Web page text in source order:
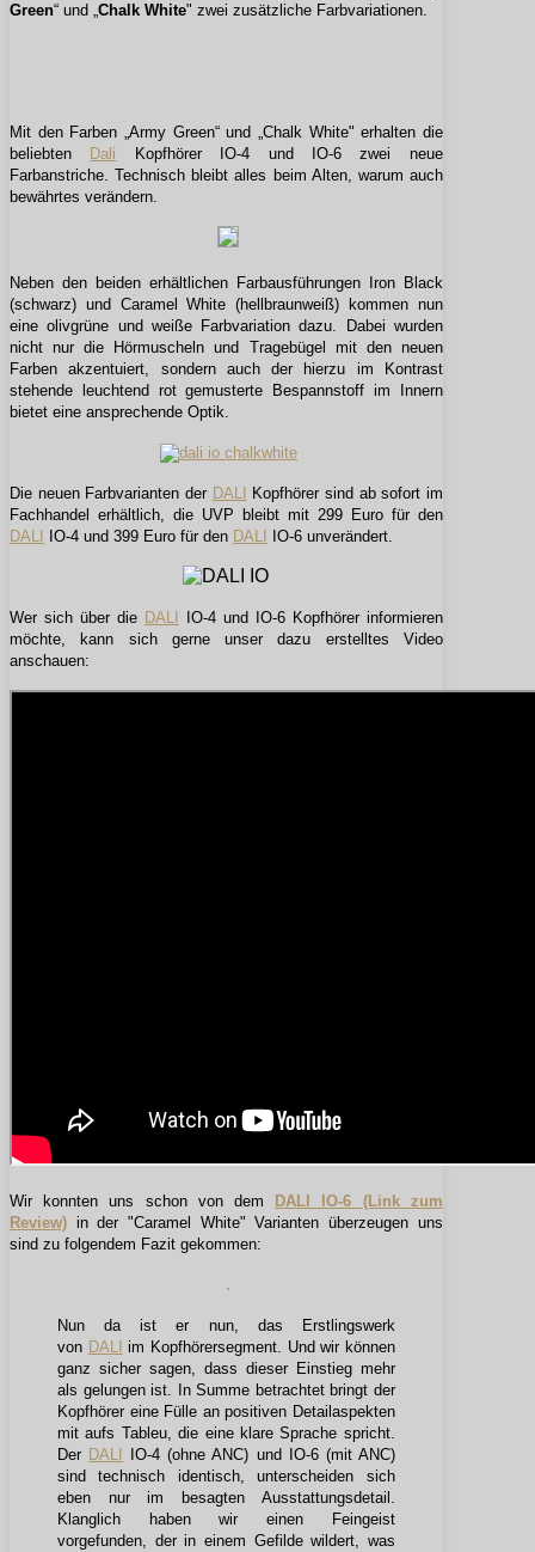
Green“ und „Chalk White" zwei zusätzliche Farbvariationen.
Mit den Farben „Army Green“ und „Chalk White" erhalten die
beliebten
Dali Kopfhörer IO-4 und IO-6 zwei neue
Farbanstriche. Technisch bleibt alles beim Alten, warum auch
bewährtes verändern.
Neben den beiden erhältlichen Farbausführungen Iron Black
(schwarz) und Caramel White (hellbraunweiß) kommen nun
eine olivgrüne und weiße Farbvariation dazu. Dabei wurden
nicht nur die Hörmuscheln und Tragebügel mit den neuen
Farben akzentuiert, sondern auch der hierzu im Kontrast
stehende leuchtend rot gemusterte Bespannstoff im Innern
bietet eine ansprechende Optik.
Die neuen Farbvarianten der DALI
Kopfhörer sind ab sofort im
Fachhandel erhältlich, die UVP bleibt mit 299 Euro für den
DALI
IO-4 und 399 Euro für den DALI IO-6 unverändert.
Wer sich über die DALI
IO-4 und IO-6 Kopfhörer informieren
möchte, kann sich gerne unser dazu erstelltes Video
anschauen:
Wir konnten uns schon von dem
DALI IO-6 (Link zum
Review) in der "Caramel White" Varianten überzeugen uns
sind zu folgendem Fazit gekommen:
Nun da ist er nun, das Erstlingswerk
von DALI im Kopfhörersegment. Und wir können
ganz sicher sagen, dass dieser Einstieg mehr
als gelungen ist. In Summe betrachtet bringt der
Kopfhörer eine Fülle an positiven Detailaspekten
mit aufs Tableu, die eine klare Sprache spricht.
Der DALI
IO-4 (ohne ANC) und IO-6 (mit ANC)
sind technisch identisch, unterscheiden sich
eben nur im besagten Ausstattungsdetail.
Klanglich haben wir einen Feingeist
vorgefunden, der in einem Gefilde wildert, was